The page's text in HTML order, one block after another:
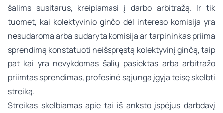
šalims susitarus, kreipiamasi į darbo arbitražą. Ir tik
tuomet, kai kolektyvinio ginčo dėl intereso komisija yra
nesudaroma arba sudaryta komisija ar tarpininkas priima
sprendimą konstatuoti neišspręstą kolektyvinį ginčą, taip
pat kai yra nevykdomas šalių pasiektas arba arbitražo
priimtas sprendimas, profesinė sąjunga įgyja teisę skelbti
streiką.
Streikas skelbiamas apie tai iš anksto įspėjus darbdavį